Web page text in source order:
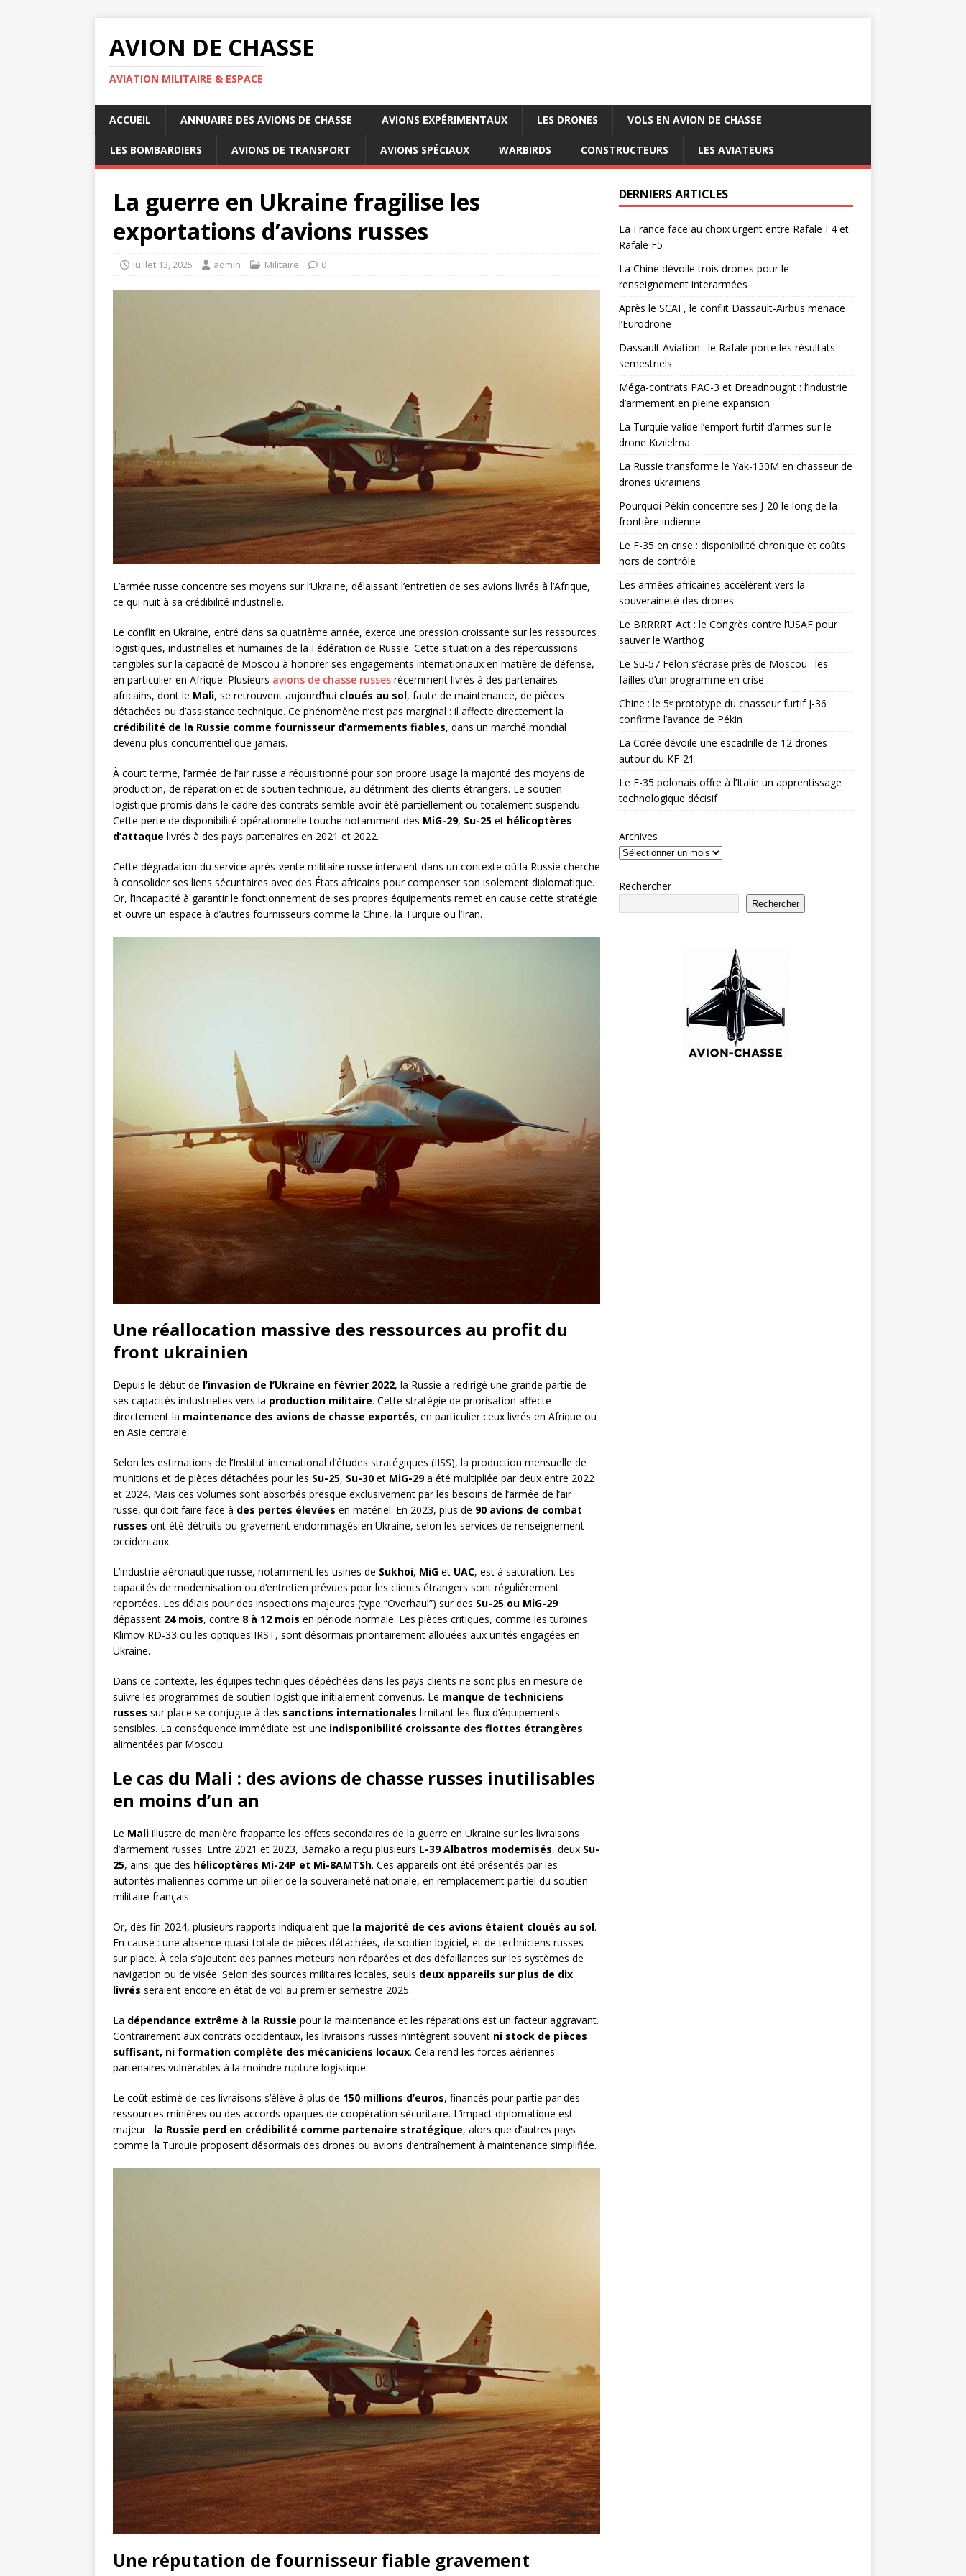
AVION DE CHASSE
AVIATION MILITAIRE & ESPACE
ACCUEIL ANNUAIRE DES AVIONS DE CHASSE AVIONS EXPÉRIMENTAUX LES DRONES VOLS EN AVION DE CHASSE
LES BOMBARDIERS AVIONS DE TRANSPORT AVIONS SPÉCIAUX WARBIRDS CONSTRUCTEURS LES AVIATEURS
La guerre en Ukraine fragilise les
exportations d’avions russes
juillet 13, 2025 admin Militaire 0
L’armée russe concentre ses moyens sur l’Ukraine, délaissant l’entretien de ses avions livrés à l’Afrique,
ce qui nuit à sa crédibilité industrielle.
Le conflit en Ukraine, entré dans sa quatrième année, exerce une pression croissante sur les ressources
logistiques, industrielles et humaines de la Fédération de Russie. Cette situation a des répercussions
tangibles sur la capacité de Moscou à honorer ses engagements internationaux en matière de défense,
en particulier en Afrique. Plusieurs avions de chasse russes récemment livrés à des partenaires
africains, dont le Mali, se retrouvent aujourd’hui cloués au sol, faute de maintenance, de pièces
détachées ou d’assistance technique. Ce phénomène n’est pas marginal : il affecte directement la
crédibilité de la Russie comme fournisseur d’armements fiables, dans un marché mondial
devenu plus concurrentiel que jamais.
À court terme, l’armée de l’air russe a réquisitionné pour son propre usage la majorité des moyens de
production, de réparation et de soutien technique, au détriment des clients étrangers. Le soutien
logistique promis dans le cadre des contrats semble avoir été partiellement ou totalement suspendu.
Cette perte de disponibilité opérationnelle touche notamment des MiG-29, Su-25 et hélicoptères
d’attaque livrés à des pays partenaires en 2021 et 2022.
Cette dégradation du service après-vente militaire russe intervient dans un contexte où la Russie cherche
à consolider ses liens sécuritaires avec des États africains pour compenser son isolement diplomatique.
Or, l’incapacité à garantir le fonctionnement de ses propres équipements remet en cause cette stratégie
et ouvre un espace à d’autres fournisseurs comme la Chine, la Turquie ou l’Iran.
Une réallocation massive des ressources au profit du
front ukrainien
Depuis le début de l’invasion de l’Ukraine en février 2022, la Russie a redirigé une grande partie de
ses capacités industrielles vers la production militaire. Cette stratégie de priorisation affecte
directement la maintenance des avions de chasse exportés, en particulier ceux livrés en Afrique ou
en Asie centrale.
Selon les estimations de l’Institut international d’études stratégiques (IISS), la production mensuelle de
munitions et de pièces détachées pour les Su-25, Su-30 et MiG-29a été multipliée par deux entre 2022
et 2024. Mais ces volumes sont absorbés presque exclusivement par les besoins de l’armée de l’air
russe, qui doit faire face à des pertes élevées en matériel. En 2023, plus de 90 avions de combat
russes ont été détruits ou gravement endommagés en Ukraine, selon les services de renseignement
occidentaux.
L’industrie aéronautique russe, notamment les usines de Sukhoi, MiG et UAC, est à saturation. Les
capacités de modernisation ou d’entretien prévues pour les clients étrangers sont régulièrement
reportées. Les délais pour des inspections majeures (type “Overhaul”) sur des Su-25 ou MiG-29
dépassent 24 mois, contre 8 à 12 mois en période normale. Les pièces critiques, comme les turbines
Klimov RD-33 ou les optiques IRST, sont désormais prioritairement allouées aux unités engagées en
Ukraine.
Dans ce contexte, les équipes techniques dépêchées dans les pays clients ne sont plus en mesure de
suivre les programmes de soutien logistique initialement convenus. Le manque de techniciens
russes sur place se conjugue à des sanctions internationales limitant les flux d’équipements
sensibles. La conséquence immédiate est une indisponibilité croissante des flottes étrangères
alimentées par Moscou.
Le cas du Mali : des avions de chasse russes inutilisables
en moins d’un an
Le Mali illustre de manière frappante les effets secondaires de la guerre en Ukraine sur les livraisons
d’armement russes. Entre 2021 et 2023, Bamako a reçu plusieurs L-39 Albatros modernisés, deux Su-
25, ainsi que des hélicoptères Mi-24P et Mi-8AMTSh. Ces appareils ont été présentés par les
autorités maliennes comme un pilier de la souveraineté nationale, en remplacement partiel du soutien
militaire français.
Or, dès fin 2024, plusieurs rapports indiquaient que la majorité de ces avions étaient cloués au sol.
En cause : une absence quasi-totale de pièces détachées, de soutien logiciel, et de techniciens russes
sur place. À cela s’ajoutent des pannes moteurs non réparées et des défaillances sur les systèmes de
navigation ou de visée. Selon des sources militaires locales, seuls deux appareils sur plus de dix
livrés seraient encore en état de vol au premier semestre 2025.
La dépendance extrême à la Russie pour la maintenance et les réparations est un facteur aggravant.
Contrairement aux contrats occidentaux, les livraisons russes n’intègrent souvent ni stock de pièces
suffisant, ni formation complète des mécaniciens locaux. Cela rend les forces aériennes
partenaires vulnérables à la moindre rupture logistique.
Le coût estimé de ces livraisons s’élève à plus de 150 millions d’euros, financés pour partie par des
ressources minières ou des accords opaques de coopération sécuritaire. L’impact diplomatique est
majeur : la Russie perd en crédibilité comme partenaire stratégique, alors que d’autres pays
comme la Turquie proposent désormais des drones ou avions d’entraînement à maintenance simplifiée.
Une réputation de fournisseur fiable gravement
DERNIERS ARTICLES
La France face au choix urgent entre Rafale F4 et
Rafale F5
La Chine dévoile trois drones pour le
renseignement interarmées
Après le SCAF, le conflit Dassault-Airbus menace
l’Eurodrone
Dassault Aviation : le Rafale porte les résultats
semestriels
Méga-contrats PAC-3 et Dreadnought : l’industrie
d’armement en pleine expansion
La Turquie valide l’emport furtif d’armes sur le
drone Kızılelma
La Russie transforme le Yak-130M en chasseur de
drones ukrainiens
Pourquoi Pékin concentre ses J-20 le long de la
frontière indienne
Le F-35 en crise : disponibilité chronique et coûts
hors de contrôle
Les armées africaines accélèrent vers la
souveraineté des drones
Le BRRRRT Act : le Congrès contre l’USAF pour
sauver le Warthog
Le Su-57 Felon s’écrase près de Moscou : les
failles d’un programme en crise
Chine : le 5ᵉ prototype du chasseur furtif J-36
confirme l’avance de Pékin
La Corée dévoile une escadrille de 12 drones
autour du KF-21
Le F-35 polonais offre à l’Italie un apprentissage
technologique décisif
Archives
Rechercher
Rechercher